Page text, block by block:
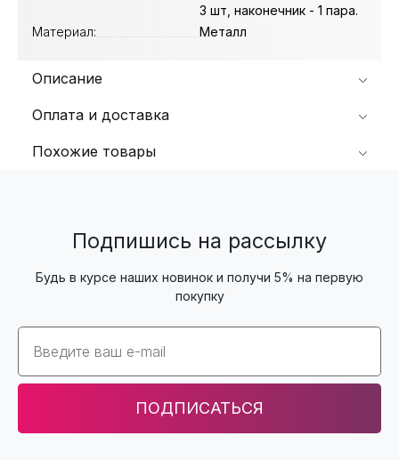
3 шт, наконечник - 1 пара.
Материал:
Металл
Описание
Оплата и доставка
Похожие товары
Подпишись на рассылку
Будь в курсе наших новинок и получи 5% на первую
покупку
Email
ПОДПИСАТЬСЯ